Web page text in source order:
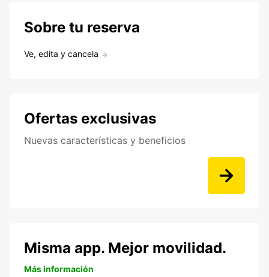
Sobre tu reserva
Ve, edita y cancela
Ofertas exclusivas
Nuevas características y beneficios
Misma app. Mejor movilidad.
Más información